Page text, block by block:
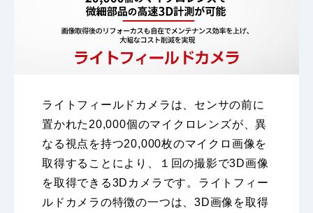
ライトフィールドカメラは、センサの前に
置かれた20,000個のマイクロレンズが、異
なる視点を持つ20,000枚のマイクロ画像を
取得することにより、１回の撮影で3D画像
を取得できる3Dカメラです。ライトフィー
ルドカメラの特徴の一つは、3D画像を取得